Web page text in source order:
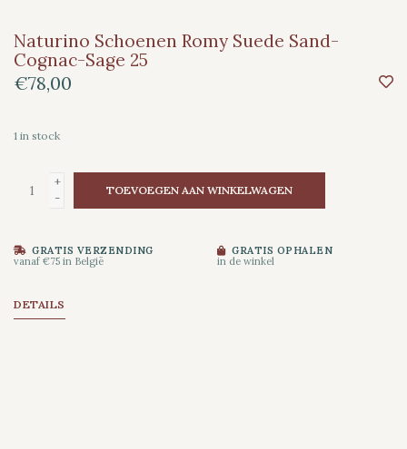
Naturino Schoenen Romy Suede Sand-
Cognac-Sage 25
€78,00
1 in stock
+
-
TOEVOEGEN AAN WINKELWAGEN
GRATIS VERZENDING
vanaf €75 in België
GRATIS OPHALEN
in de winkel
DETAILS